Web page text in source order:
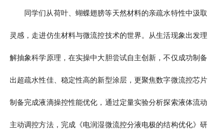
同学们从荷叶、蝴蝶翅膀等天然材料的亲疏水特性中汲取
灵感，走进仿生材料与微流控技术的世界。从生活现象出发理
解抽象科学原理，在实操中大胆尝试自主创新，不仅成功制备
出超疏水性佳、稳定性高的新型涂层，更聚焦数字微流控芯片
制备完成液滴操控性能优化，通过定量实验分析探索液体流动
主动调控方法，完成《电润湿微流控分液电极的结构优化》研